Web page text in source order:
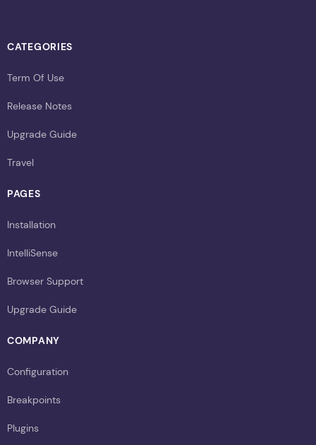
CATEGORIES
Term Of Use
Release Notes
Upgrade Guide
Travel
PAGES
Installation
IntelliSense
Browser Support
Upgrade Guide
COMPANY
Configuration
Breakpoints
Plugins